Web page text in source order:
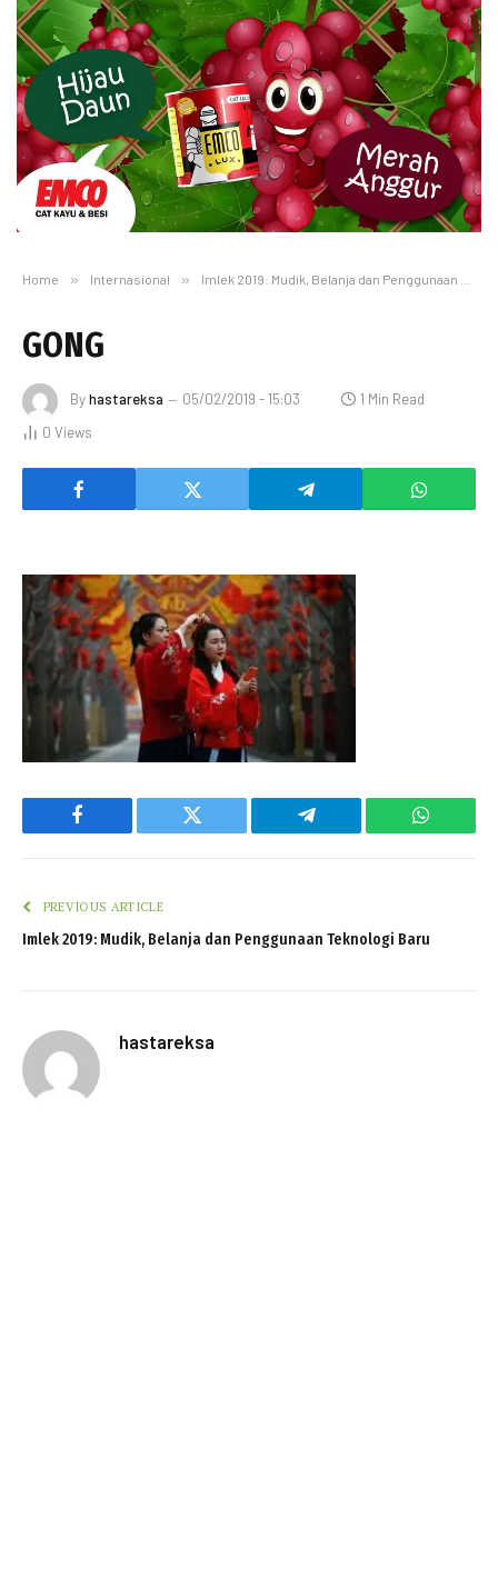
Home » Internasional » Imlek 2019: Mudik, Belanja dan Penggunaan Teknologi Baru
GONG
Byhastareksa 05/02/2019 - 15:03
1 Min Read
0 Views
Facebook Twitter Telegram
PREVIOUS ARTICLE
Imlek 2019: Mudik, Belanja dan Penggunaan Teknologi Baru
hastareksa